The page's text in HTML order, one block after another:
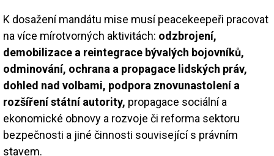
K dosažení mandátu mise musí peacekeepeři pracovat
na více mírotvorných aktivitách: odzbrojení,
demobilizace a reintegrace bývalých bojovníků,
odminování, ochrana a propagace lidských práv,
dohled nad volbami, podpora znovunastolení a
rozšíření státní autority, propagace sociální a
ekonomické obnovy a rozvoje či reforma sektoru
bezpečnosti a jiné činnosti související s právním
stavem.